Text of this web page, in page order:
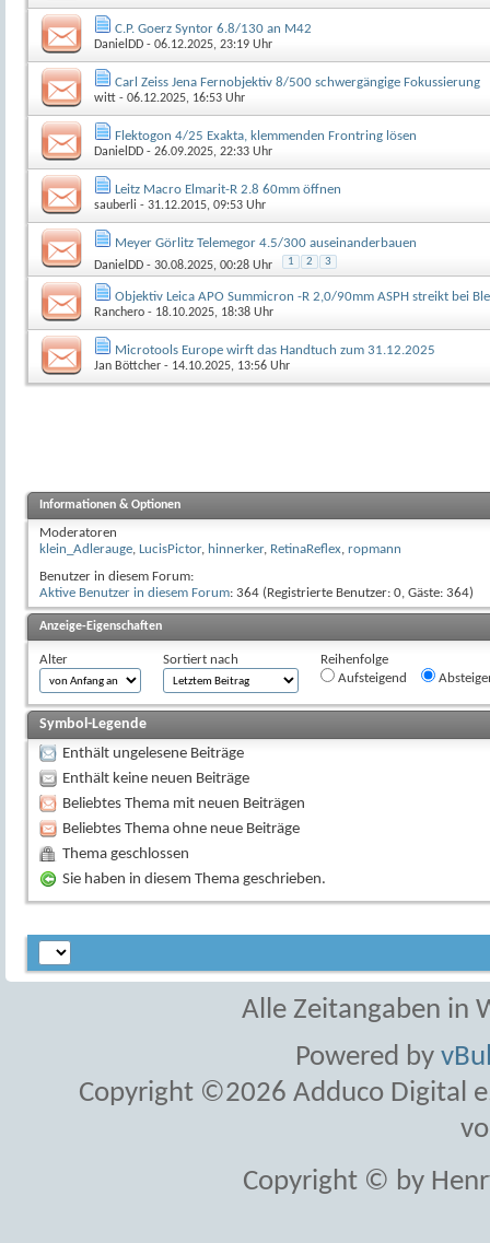
C.P. Goerz Syntor 6.8/130 an M42
DanielDD - 06.12.2025, 23:19 Uhr
Carl Zeiss Jena Fernobjektiv 8/500 schwergängige Fokussierung
witt - 06.12.2025, 16:53 Uhr
Flektogon 4/25 Exakta, klemmenden Frontring lösen
DanielDD - 26.09.2025, 22:33 Uhr
Leitz Macro Elmarit-R 2.8 60mm öffnen
sauberli - 31.12.2015, 09:53 Uhr
Meyer Görlitz Telemegor 4.5/300 auseinanderbauen
DanielDD - 30.08.2025, 00:28 Uhr 1 2 3
Objektiv Leica APO Summicron -R 2,0/90mm ASPH streikt bei
Ranchero - 18.10.2025, 18:38 Uhr
Microtools Europe wirft das Handtuch zum 31.12.2025
Jan Böttcher - 14.10.2025, 13:56 Uhr
Informationen & Optionen
Moderatoren
klein_Adlerauge, LucisPictor, hinnerker, RetinaReflex, ropmann
Benutzer in diesem Forum:
Aktive Benutzer in diesem Forum: 364 (Registrierte Benutzer: 0, Gäste: 364)
Anzeige-Eigenschaften
Alter Sortiert nach
Reihenfolge
Aufsteigend
Symbol-Legende
Enthält ungelesene Beiträge
Enthält keine neuen Beiträge
Beliebtes Thema mit neuen Beiträgen
Beliebtes Thema ohne neue Beiträge
Thema geschlossen
Sie haben in diesem Thema geschrieben.
Alle Zeitangaben in
Powered by
Copyright ©2026 Adduco Digital
Copyright © by